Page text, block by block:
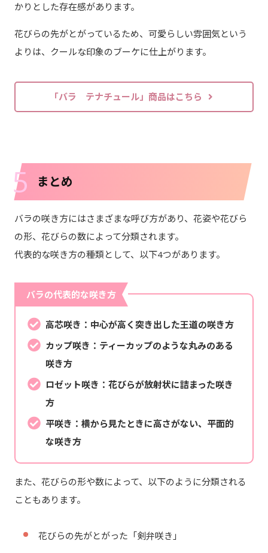
かりとした存在感があります。
花びらの先がとがっているため、可愛らしい雰囲気という
よりは、クールな印象のブーケに仕上がります。
「バラ テナチュール」商品はこちら
5 まとめ
バラの咲き方にはさまざまな呼び方があり、花姿や花びら
の形、花びらの数によって分類されます。
代表的な咲き方の種類として、以下4つがあります。
バラの代表的な咲き方
高芯咲き：中心が高く突き出した王道の咲き方
カップ咲き：ティーカップのような丸みのある
咲き方
ロゼット咲き：花びらが放射状に詰まった咲き
方
平咲き：横から見たときに高さがない、平面的
な咲き方
また、花びらの形や数によって、以下のように分類される
こともあります。
花びらの先がとがった「剣弁咲き」